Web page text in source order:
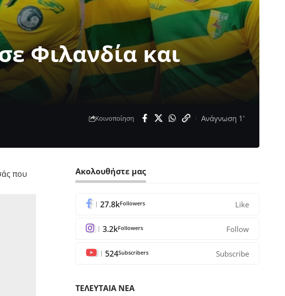
Φιλανδία και
Κοινοποίηση Ανάγνωση 1'
που
Ακολουθήστε μας
27.8kFollowers Like
3.2kFollowers Follow
524Subscribers Subscribe
ΤΕΛΕΥΤΑΙΑ ΝΕΑ